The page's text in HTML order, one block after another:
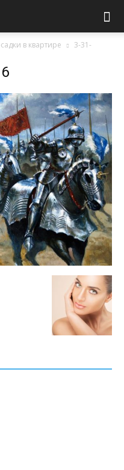
в квартире
3-31-